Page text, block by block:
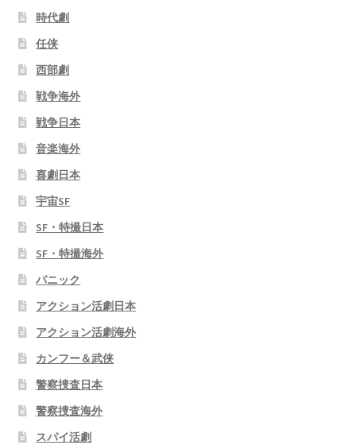
時代劇
任侠
西部劇
戦争海外
戦争日本
音楽海外
喜劇日本
宇宙SF
SF・特撮日本
SF・特撮海外
パニック
アクション活劇日本
アクション活劇海外
カンフー＆武侠
警察捜査日本
警察捜査海外
スパイ活劇